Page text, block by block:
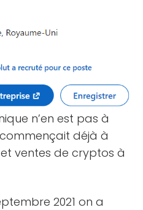
n’en est pas à
déjà à
ventes de cryptos à
2021 on a